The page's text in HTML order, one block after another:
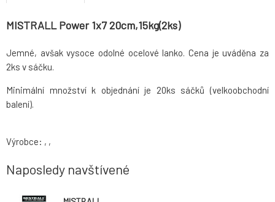
MISTRALL Power 1x7 20cm,15kg(2ks)
Jemné, avšak vysoce odolné ocelové lanko. Cena je uváděna za
2ks v sáčku.
Minimální množství k objednání je 20ks sáčků (velkoobchodní
balení).
Výrobce: , ,
Naposledy navštívené